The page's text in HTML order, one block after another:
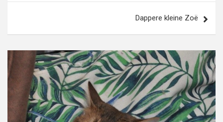
Dappere kleine Zoë